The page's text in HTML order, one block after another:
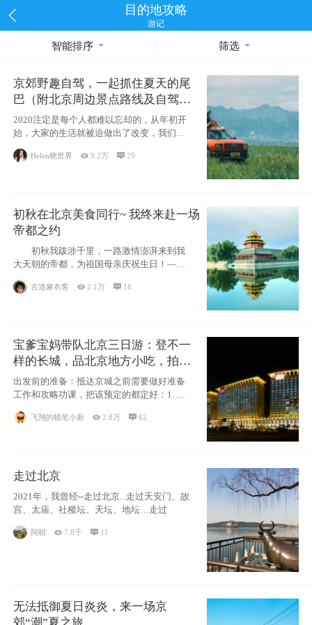
目的地攻略
游记
智能排序 筛选
京郊野趣自驾，一起抓住夏天的尾
巴（附北京周边景点路线及自驾攻
略）
2020注定是每个人都难以忘却的，从年初开
始，大家的生活就被迫做出了改变，我们也
不例外。本来双双辞职是为
Helen晓世界 9.2万 29
初秋在北京美食同行~ 我终来赴一场
帝都之约
初秋我跋涉千里，一路激情澎湃来到我
大天朝的帝都，为祖国母亲庆祝生日！——
古道麻衣客 2.1万  18
宝爹宝妈带队北京三日游：登不一
样的长城，品北京地方小吃，拍盘
古七星夜景！
出发前的准备：抵达京城之前需要做好准备
工作和攻略功课，把该预定的都定好：1. 酒
飞翔的蜡笔小新 2.8万 62
走过北京
2021年，我曾经--走过北京...走过天安门、故
宫、太庙、社稷坛、天坛、地坛…走过
阿眀 7.8千  11
无法抵御夏日炎炎，来一场京